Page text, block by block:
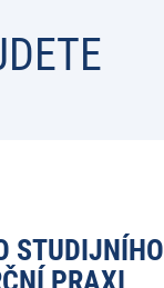
STUDIJNÍHO
PRAXI